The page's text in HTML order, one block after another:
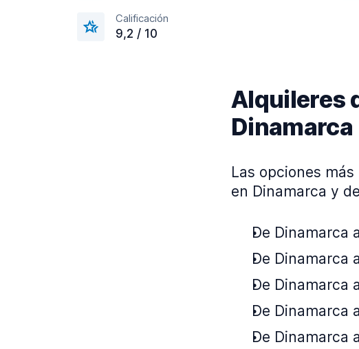
Calificación
9,2 / 10
Alquileres
Dinamarca
Las opciones
en Dinamarca y
De Dinamarca
De Dinamarca
De Dinamarca
De Dinamarca
De Dinamarca